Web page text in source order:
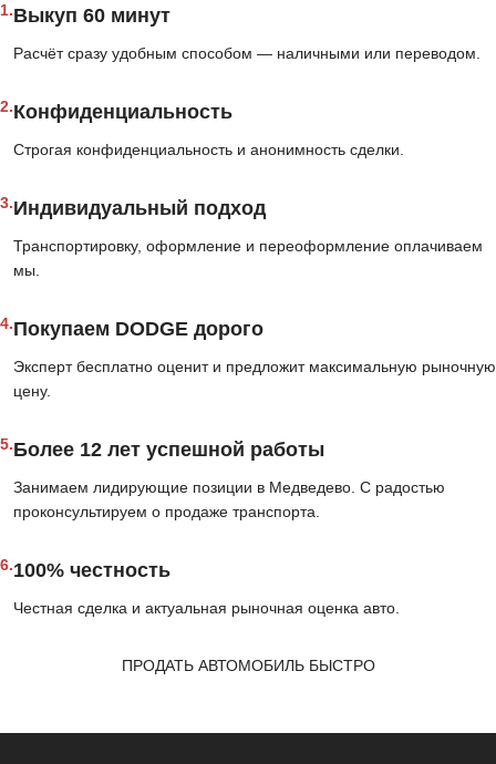
1.Выкуп 60 минут
Расчёт сразу удобным способом — наличными или переводом.
2.Конфиденциальность
Строгая конфиденциальность и анонимность сделки.
3.Индивидуальный подход
Транспортировку, оформление и переоформление оплачиваем
мы.
4.Покупаем DODGE дорого
Эксперт бесплатно оценит и предложит максимальную рыночную
цену.
5.Более 12 лет успешной работы
Занимаем лидирующие позиции в Медведево. С радостью
проконсультируем о продаже транспорта.
6.100% честность
Честная сделка и актуальная рыночная оценка авто.
ПРОДАТЬ АВТОМОБИЛЬ БЫСТРО